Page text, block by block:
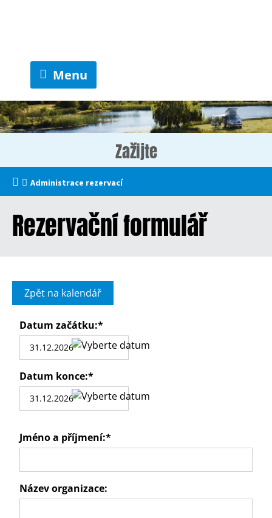
Menu
Zažijte
Administrace rezervací
Rezervační formulář
Zpět na kalendář
Datum začátku:*
Datum konce:*
Jméno a příjmení:*
Název organizace: